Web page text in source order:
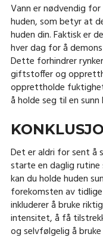
Vann er nødvendig
huden, som betyr at
huden din. Faktisk er
hver dag for å
Dette forhindrer
giftstoffer og
opprettholde
å holde seg til en
Det er aldri for sent å
starte en daglig
kan du holde huden
forekomsten av
inkluderer å bruke
intensitet, å få
og selvfølgelig å